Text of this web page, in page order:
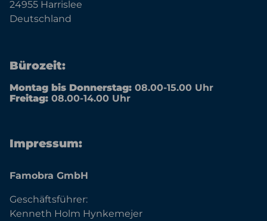
24955 Harrislee
Deutschland
Bürozeit:
Montag bis Donnerstag: 08.00-15.00 Uhr
Freitag: 08.00-14.00 Uhr
Impressum:
Famobra GmbH
Geschäftsführer:
Kenneth Holm Hynkemejer